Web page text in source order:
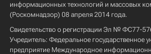
информационных технологий и массовых
(Роскомнадзор) 08 апреля 2014 года.
Свидетельство о регистрации Эл № ФС77-
Учредитель: Федеральное государственное
предприятие Международное